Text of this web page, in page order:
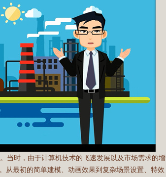
当时，由于计算机技术的飞速发展以及市场需求的增
从最初的简单建模、动画效果到复杂场景设置、特效